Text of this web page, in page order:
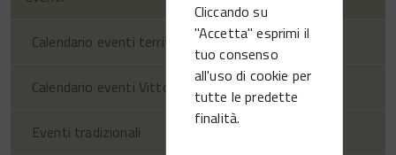
Cliccando su
"Accetta" esprimi il
tuo consenso
all'uso di cookie per
tutte le predette
finalità.
Calendario eventi territorio
Calendario eventi Vittorio Veneto
Eventi tradizionali